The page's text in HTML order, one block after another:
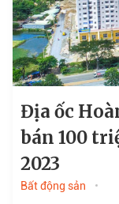
Địa ốc
bán 100
2023
Bất động sản